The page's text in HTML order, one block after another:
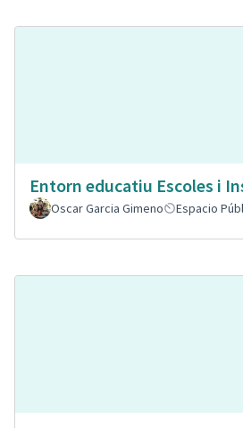
Entorn educatiu Escoles i
Oscar Garcia Gimeno
Espacio